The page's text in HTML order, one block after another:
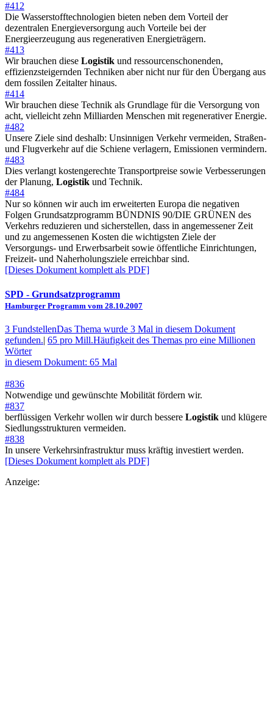
#412
Die Wasserstofftechnologien bieten neben dem Vorteil der
dezentralen Energieversorgung auch Vorteile bei der
Energieerzeugung aus regenerativen Energieträgern.
#413
Wir brauchen diese Logistik und ressourcenschonenden,
effizienzsteigernden Techniken aber nicht nur für den Übergang aus
dem fossilen Zeitalter hinaus.
#414
Wir brauchen diese Technik als Grundlage für die Versorgung von
acht, vielleicht zehn Milliarden Menschen mit regenerativer Energie.
#482
Unsere Ziele sind deshalb: Unsinnigen Verkehr vermeiden, Straßen-
und Flugverkehr auf die Schiene verlagern, Emissionen vermindern.
#483
Dies verlangt kostengerechte Transportpreise sowie Verbesserungen
der Planung, Logistik und Technik.
#484
Nur so können wir auch im erweiterten Europa die negativen
Folgen Grundsatzprogramm BÜNDNIS 90/DIE GRÜNEN des
Verkehrs reduzieren und sicherstellen, dass in angemessener Zeit
und zu angemessenen Kosten die wichtigsten Ziele der
Versorgungs- und Erwerbsarbeit sowie öffentliche Einrichtungen,
Freizeit- und Naherholungsziele erreichbar sind.
[Dieses Dokument komplett als PDF]
SPD - Grundsatzprogramm
Hamburger Programm vom 28.10.2007
3 FundstellenDas Thema wurde 3 Mal in diesem Dokument
gefunden.| 65 pro Mill.Häufigkeit des Themas pro eine Millionen
Wörter
in diesem Dokument: 65 Mal
#836
Notwendige und gewünschte Mobilität fördern wir.
#837
berflüssigen Verkehr wollen wir durch bessere Logistik und klügere
Siedlungsstrukturen vermeiden.
#838
In unsere Verkehrsinfrastruktur muss kräftig investiert werden.
[Dieses Dokument komplett als PDF]
Anzeige: